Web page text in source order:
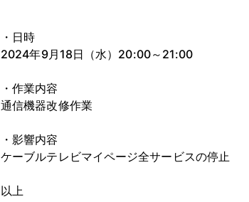
・日時
2024年9月18日（水）20:00～21:00
・作業内容
通信機器改修作業
・影響内容
ケーブルテレビマイページ全サービスの停止
以上